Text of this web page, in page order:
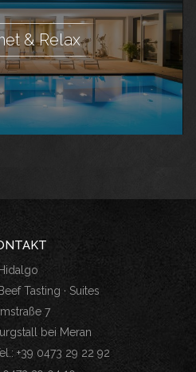
& Relax
Hidalgo
Tasting · Suites
7
bei Meran
+39 0473 29 22 92